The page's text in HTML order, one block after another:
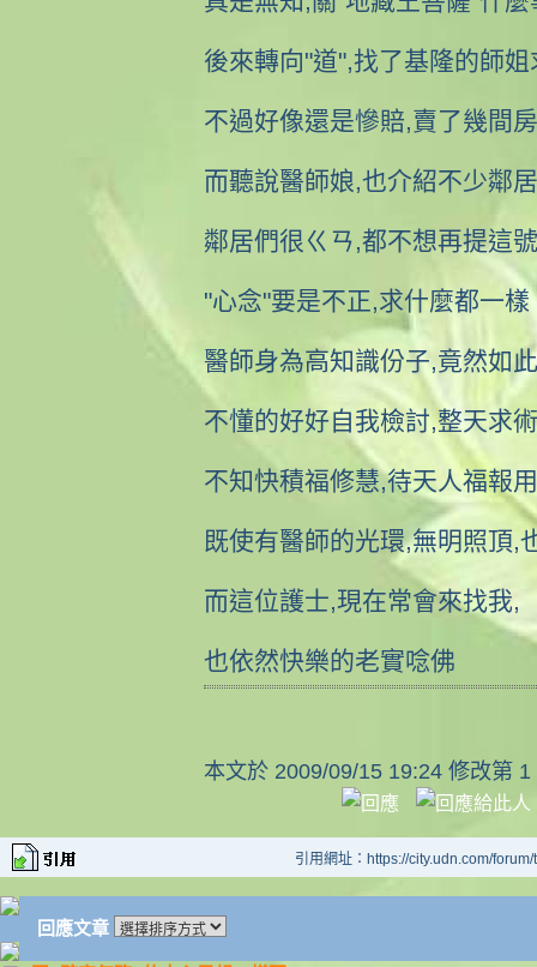
後來轉向"道",找了基隆的師姐
不過好像還是慘賠,賣了幾間
而聽說醫師娘,也介紹不少鄰
鄰居們很ㄍㄢ,都不想再提這
"心念"要是不正,求什麼都一樣
醫師身為高知識份子,竟然如
不懂的好好自我檢討,整天求
不知快積福修慧,待天人福報
既使有醫師的光環,無明照頂,
而這位護士,現在常會來找我,
也依然快樂的老實唸佛
本文於 2009/09/15 19:24 修改第 1
引用網址：https://city.udn.com/
回應文章